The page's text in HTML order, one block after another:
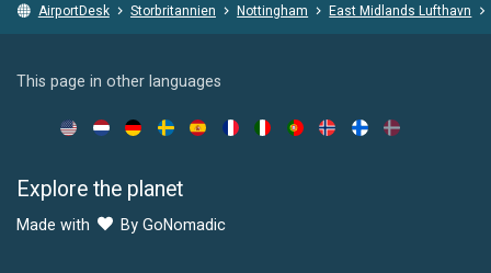
AirportDesk Storbritannien Nottingham East Midlands Lufthavn
This page in other languages
Explore the planet
Made with By GoNomadic